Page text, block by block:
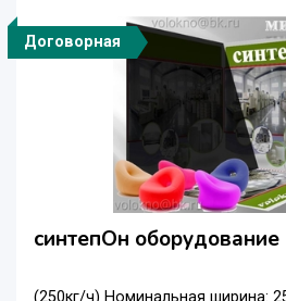
Договорная
синтепОн оборудование
(250кг/ч) Номинальная ширина: